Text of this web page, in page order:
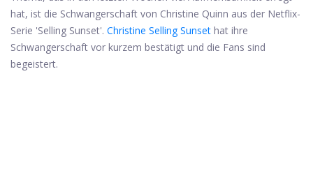
hat, ist die Schwangerschaft von Christine Quinn aus der Netflix-
Serie 'Selling Sunset'. Christine Selling Sunset hat ihre
Schwangerschaft vor kurzem bestätigt und die Fans sind
begeistert.